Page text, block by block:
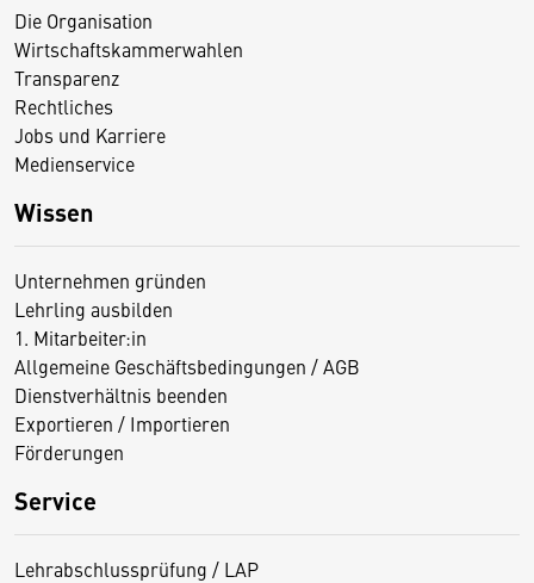
Die Organisation
Wirtschaftskammerwahlen
Transparenz
Rechtliches
Jobs und Karriere
Medienservice
Wissen
Unternehmen gründen
Lehrling ausbilden
1. Mitarbeiter:in
Allgemeine Geschäftsbedingungen / AGB
Dienstverhältnis beenden
Exportieren / Importieren
Förderungen
Service
Lehrabschlussprüfung / LAP